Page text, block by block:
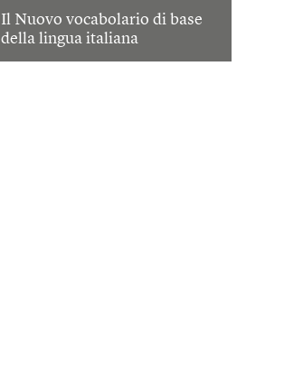
Il Nuovo vocabolario di base
della lingua italiana